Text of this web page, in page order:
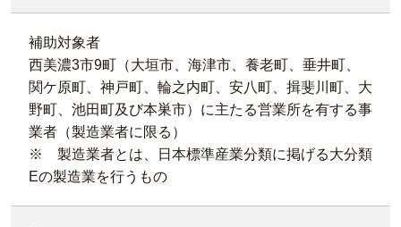
補助対象者
西美濃3市9町（大垣市、海津市、養老町、垂井町、
関ケ原町、神戸町、輪之内町、安八町、揖斐川町、大
野町、池田町及び本巣市）に主たる営業所を有する事
業者（製造業者に限る）
※ 製造業者とは、日本標準産業分類に掲げる大分類
Eの製造業を行うもの